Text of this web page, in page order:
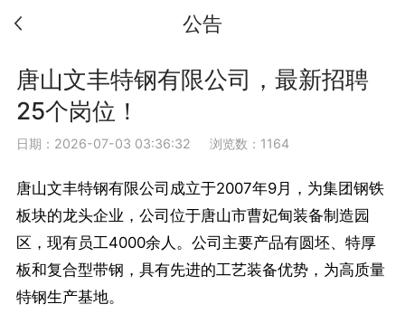
公告
唐山文丰特钢有限公司，最新招聘
25个岗位！
日期：2026-07-03 03:36:32浏览数：1164
唐山文丰特钢有限公司成立于2007年9月，为集团钢铁
板块的龙头企业，公司位于唐山市曹妃甸装备制造园
区，现有员工4000余人。公司主要产品有圆坯、特厚
板和复合型带钢，具有先进的工艺装备优势，为高质量
特钢生产基地。